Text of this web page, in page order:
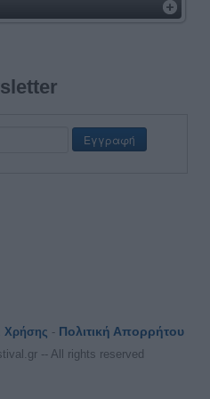
Χρήσης - Πολιτική Απορρήτου
-- All rights reserved